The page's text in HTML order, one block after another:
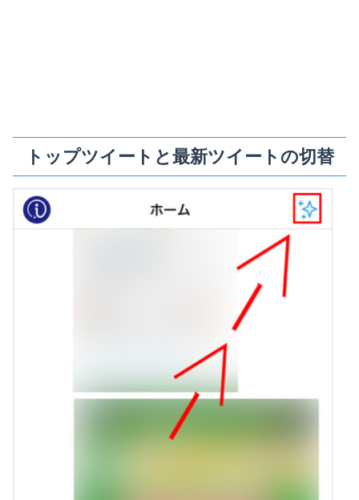
トップツイートと最新ツイートの切替